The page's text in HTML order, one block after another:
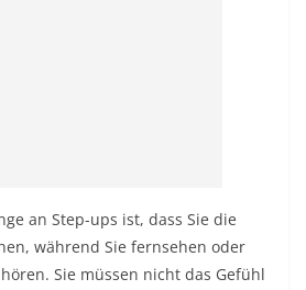
an Step-ups ist, dass Sie die
während Sie fernsehen oder
Sie müssen nicht das Gefühl